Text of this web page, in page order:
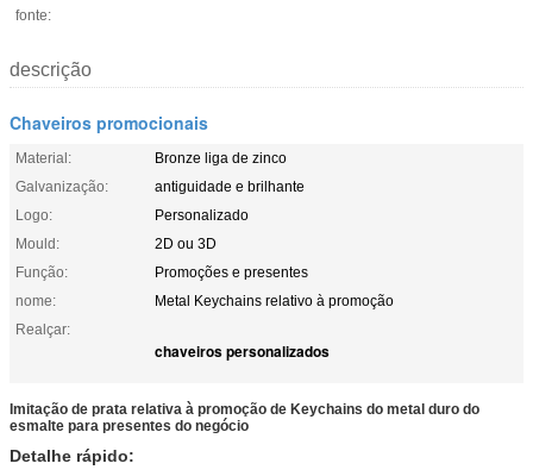
fonte:
descrição
Chaveiros promocionais
Material:
Bronze liga de zinco
Galvanização:
antiguidade e brilhante
Logo:
Personalizado
Mould:
2D ou 3D
Função:
Promoções e presentes
nome:
Metal Keychains relativo à promoção
Realçar:
chaveiros personalizados
Imitação de prata relativa à promoção de Keychains do metal duro do
esmalte para presentes do negócio
Detalhe rápido: